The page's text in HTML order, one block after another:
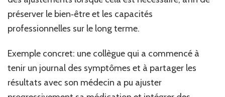
préserver le bien‑être et les capacités
professionnelles sur le long terme.
Exemple concret: une collègue qui a commencé à
tenir un journal des symptômes et à partager les
résultats avec son médecin a pu ajuster